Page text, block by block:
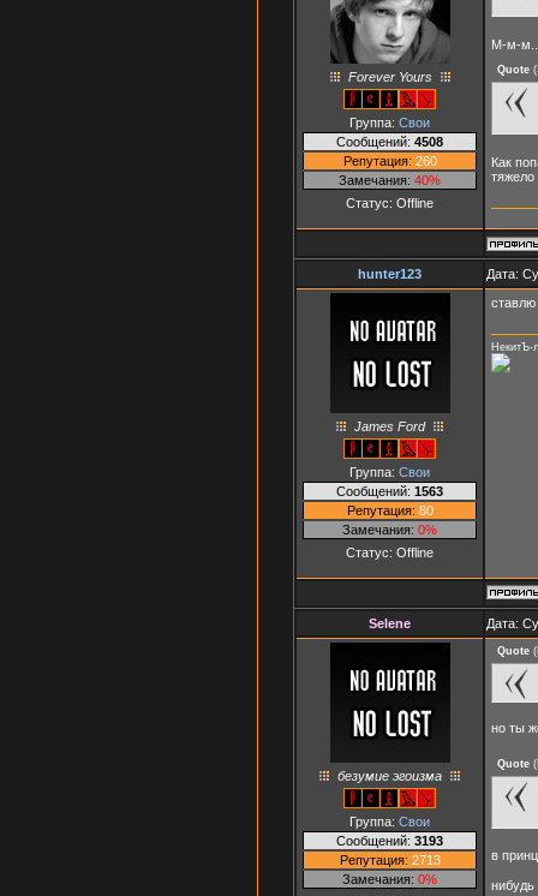
Forever Yours
Группа: Свои
Сообщений: 4508
Репутация: 260
Замечания: 40%
Статус: Offline
М-м-
Quote (
Как
тяжело
hunter123 Дата:
James Ford
Группа: Свои
Сообщений: 1563
Репутация: 80
Замечания: 0%
Статус: Offline
ставлю
НекитЪ-
Selene Дата:
безумие эгоизма
Группа: Свои
Сообщений: 3193
Репутация: 2713
Замечания: 0%
Quote (
но ты
Quote (
в
нибудь